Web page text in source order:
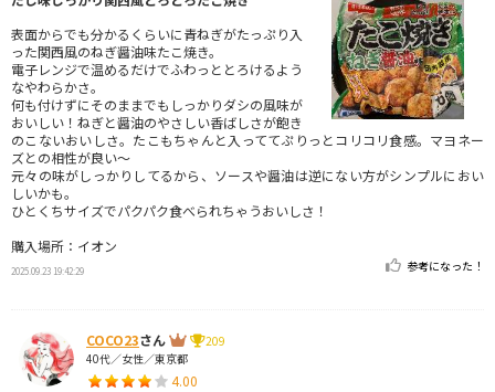
表面からでも分かるくらいに青ねぎがたっぷり入
った関西風のねぎ醤油味たこ焼き。
電子レンジで温めるだけでふわっととろけるよう
なやわらかさ。
何も付けずにそのままでもしっかりダシの風味が
おいしい！ねぎと醤油のやさしい香ばしさが飽き
のこないおいしさ。たこもちゃんと入っててぷりっとコリコリ食感。マヨネー
ズとの相性が良い〜
元々の味がしっかりしてるから、ソースや醤油は逆にない方がシンプルにおい
しいかも。
ひとくちサイズでパクパク食べられちゃうおいしさ！
購入場所：イオン
2025.09.23 19:42:29 参考になった！
COCO23さん
209
40代／女性／東京都
4.00